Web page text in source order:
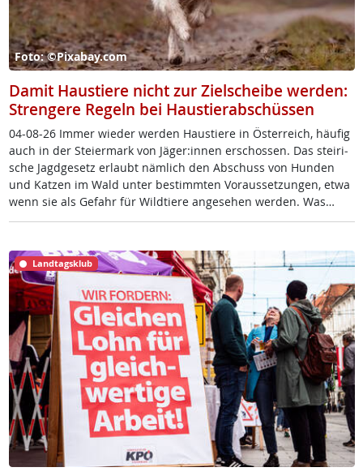
Foto: ©Pixabay.com
Damit Haustiere nicht zur Zielscheibe werden:
Strengere Regeln bei Haustierabschüssen
04-08-26 Im­mer wie­der wer­den Haus­tie­re in Ös­t­er­reich, häu­fig
auch in der Stei­er­mark von Jä­ger:in­nen er­schos­sen. Das stei­ri­
sche Jagd­ge­setz er­laubt näm­lich den Ab­schuss von Hun­den
und Kat­zen im Wald un­ter be­stimm­ten Vor­aus­set­zun­gen, et­wa
wenn sie als Ge­fahr für Wild­tie­re an­ge­se­hen wer­den. Was…
Landtagsklub